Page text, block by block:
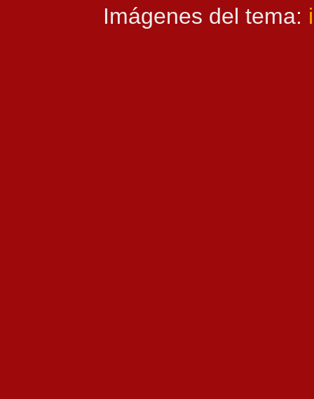
Imágenes del tema: